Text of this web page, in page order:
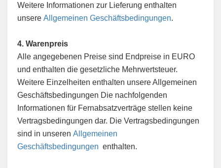
Weitere Informationen zur Lieferung enthalten
unsere Allgemeinen Geschäftsbedingungen.
4. Warenpreis
Alle angegebenen Preise sind Endpreise in EURO
und enthalten die gesetzliche Mehrwertsteuer.
Weitere Einzelheiten enthalten unsere Allgemeinen
Geschäftsbedingungen Die nachfolgenden
Informationen für Fernabsatzverträge stellen keine
Vertragsbedingungen dar. Die Vertragsbedingungen
sind in unseren Allgemeinen
Geschäftsbedingungen enthalten.